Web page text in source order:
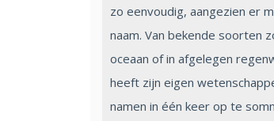
zo eenvoudig, aangezien er
naam. Van bekende soorten
oceaan of in afgelegen
heeft zijn eigen
namen in één keer op te